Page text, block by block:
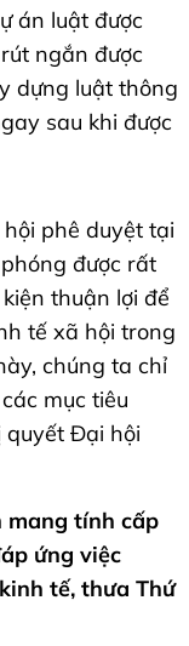
án luật được
ngắn được
dựng luật thông
sau khi được
phê duyệt tại
được rất
thuận lợi để
tế xã hội trong
chúng ta chỉ
mục tiêu
quyết Đại hội
mang tính cấp
ứng việc
tế, thưa Thứ